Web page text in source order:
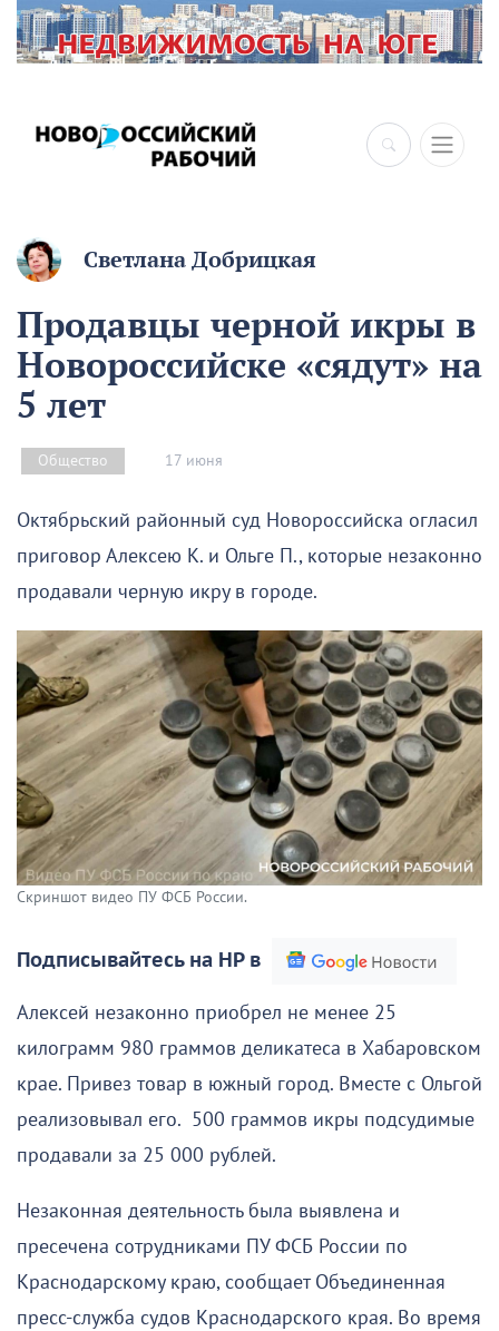
×
Светлана Добрицкая
Продавцы черной икры в
Новороссийске «сядут» на
5 лет
Общество 17 июня
Октябрьский районный суд Новороссийска огласил
приговор Алексею К. и Ольге П., которые незаконно
продавали черную икру в городе.
Скриншот видео ПУ ФСБ России.
Подписывайтесь на НР в
Алексей незаконно приобрел не менее 25
килограмм 980 граммов деликатеса в Хабаровском
крае. Привез товар в южный город. Вместе с Ольгой
реализовывал его. 500 граммов икры подсудимые
продавали за 25 000 рублей.
Незаконная деятельность была выявлена и
пресечена сотрудниками ПУ ФСБ России по
Краснодарскому краю, сообщает Объединенная
пресс-служба судов Краснодарского края. Во время